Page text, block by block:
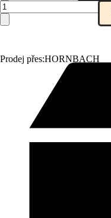
Prodej přes:HORNBACH